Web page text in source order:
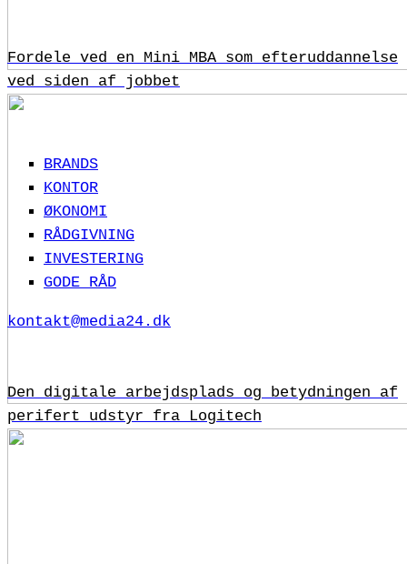
Fordele ved en Mini MBA som efteruddannelse
ved siden af jobbet
Den digitale arbejdsplads og betydningen af
perifert udstyr fra Logitech
BRANDS
KONTOR
ØKONOMI
RÅDGIVNING
INVESTERING
GODE RÅD
kontakt@media24.dk